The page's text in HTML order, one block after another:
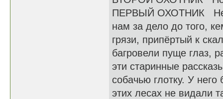
ПЕРВЫЙ ОХОТНИК Не
нам за дело до того,
грязи, припёртый к
багровели пуще глаз,
эти старинные
собачью глотку. У
этих лесах не видали